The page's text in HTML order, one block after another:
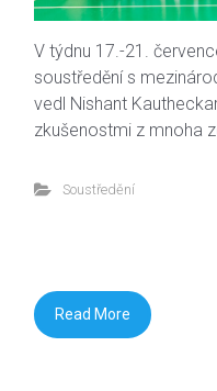
V týdnu 17.-21.
soustředění s
vedl Nishant
zkušenostmi z mnoha
Soustředění
Read More